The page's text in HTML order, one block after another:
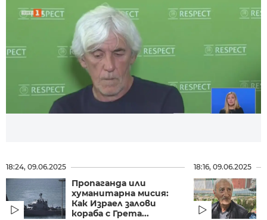
18:24, 09.06.2025
Пропаганда или
хуманитарна мисия:
Как Израел залови
кораба с Грета...
18:16, 09.06.2025